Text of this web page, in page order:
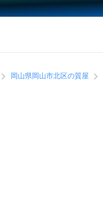
岡山県岡山市北区の質屋